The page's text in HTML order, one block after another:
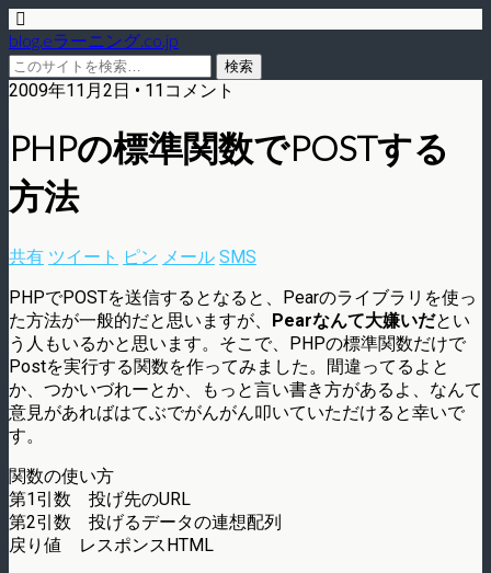
blog.eラーニング.co.jp
2009年11月2日 • 11コメント
PHPの標準関数でPOSTする
方法
共有 ツイート ピン メール SMS
PHPでPOSTを送信するとなると、Pearのライブラリを使っ
た方法が一般的だと思いますが、 Pearなんて大嫌いだとい
う人もいるかと思います。そこで、PHPの標準関数だけで
Postを実行する関数を作ってみました。間違ってるよと
か、つかいづれーとか、もっと言い書き方があるよ、なんて
意見があればはてぶでがんがん叩いていただけると幸いで
す。
関数の使い方
第1引数 投げ先のURL
第2引数 投げるデータの連想配列
戻り値 レスポンスHTML